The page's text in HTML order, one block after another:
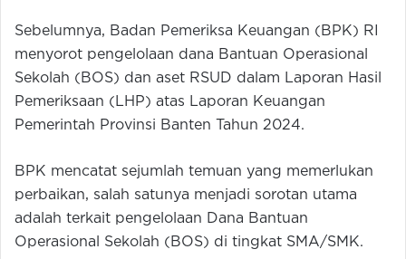
Sebelumnya, Badan Pemeriksa Keuangan (BPK) RI
menyorot pengelolaan dana Bantuan Operasional
Sekolah (BOS) dan aset RSUD dalam Laporan Hasil
Pemeriksaan (LHP) atas Laporan Keuangan
Pemerintah Provinsi Banten Tahun 2024.
BPK mencatat sejumlah temuan yang memerlukan
perbaikan, salah satunya menjadi sorotan utama
adalah terkait pengelolaan Dana Bantuan
Operasional Sekolah (BOS) di tingkat SMA/SMK.